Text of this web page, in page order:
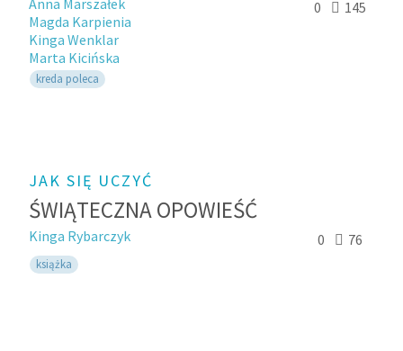
Anna Marszałek
Magda Karpienia
Kinga Wenklar
Marta Kicińska
0 145
kreda poleca
JAK SIĘ UCZYĆ
ŚWIĄTECZNA OPOWIEŚĆ
Kinga Rybarczyk 0 76
książka